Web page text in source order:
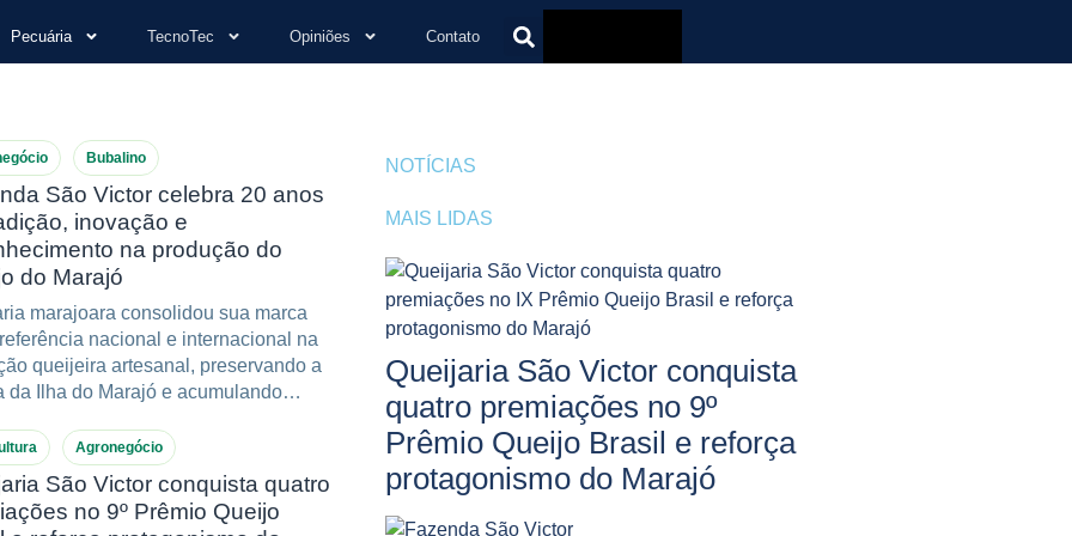
Pecuária TecnoTec Opiniões Contato
Bubalino
São Victor celebra 20 anos
inovação e
na produção do
do Marajó
marajoara consolidou sua marca
nacional e internacional na
queijeira artesanal, preservando a
da Ilha do Marajó e acumulando
Agronegócio
São Victor conquista quatro
no 9º Prêmio Queijo
NOTÍCIAS
MAIS LIDAS
Queijaria São Victor conquista
quatro premiações no 9º
Prêmio Queijo Brasil e reforça
protagonismo do Marajó